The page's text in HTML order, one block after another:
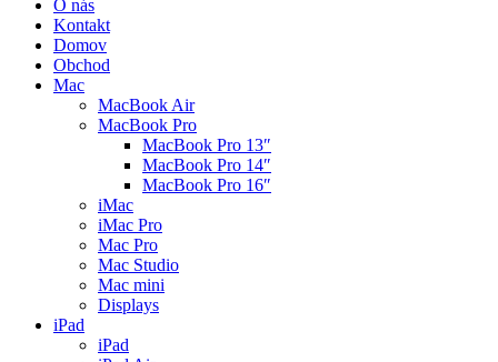
O nás
Kontakt
Domov
Obchod
Mac
MacBook Air
MacBook Pro
MacBook Pro 13″
MacBook Pro 14″
MacBook Pro 16″
iMac
iMac Pro
Mac Pro
Mac Studio
Mac mini
Displays
iPad
iPad